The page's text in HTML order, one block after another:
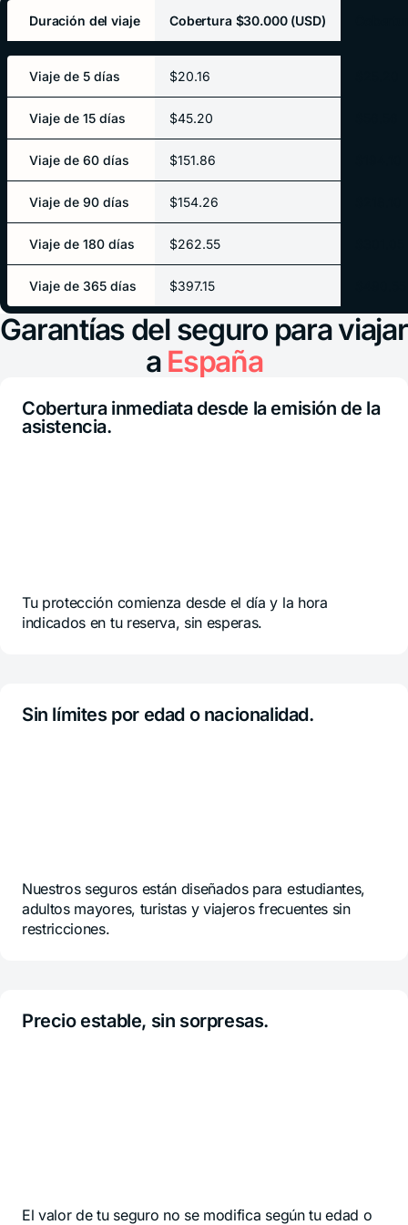
Duración del viaje Cobertura $30.000 (USD)
Viaje de 5 días $20.16
Viaje de 15 días $45.20
Viaje de 60 días $151.86
Viaje de 90 días $154.26
Viaje de 180 días $262.55
Viaje de 365 días $397.15
Garantías del seguro para viajar
a España
Cobertura inmediata desde la emisión de la
asistencia.
Tu protección comienza desde el día y la hora
indicados en tu reserva, sin esperas.
Sin límites por edad o nacionalidad.
Nuestros seguros están diseñados para estudiantes,
adultos mayores, turistas y viajeros frecuentes sin
restricciones.
Precio estable, sin sorpresas.
El valor de tu seguro no se modifica según tu edad o